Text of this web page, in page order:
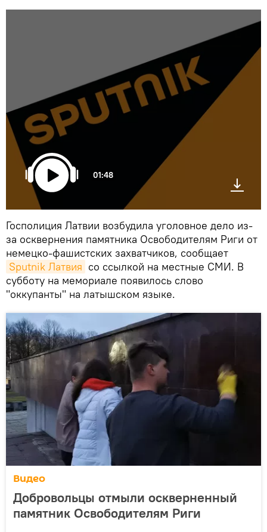
01:48
Госполиция Латвии возбудила уголовное дело из-
за осквернения памятника Освободителям Риги от
немецко-фашистских захватчиков, сообщает
Sputnik Латвия со ссылкой на местные СМИ. В
субботу на мемориале появилось слово
"оккупанты" на латышском языке.
Видео
Добровольцы отмыли оскверненный
памятник Освободителям Риги